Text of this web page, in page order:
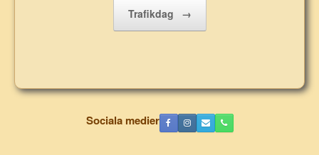
Trafikdag →
Sociala medier